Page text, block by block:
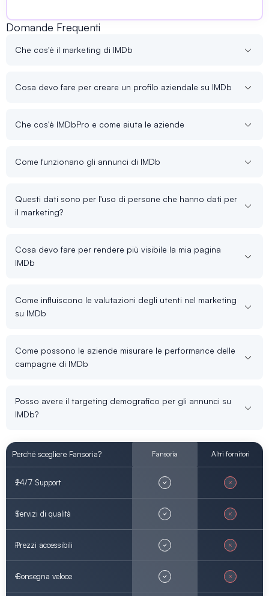
Domande Frequenti
Che cos'è il marketing di IMDb
Cosa devo fare per creare un profilo aziendale su IMDb
Che cos'è IMDbPro e come aiuta le aziende
Come funzionano gli annunci di IMDb
Questi dati sono per l'uso di persone che hanno dati per
il marketing?
Cosa devo fare per rendere più visibile la mia pagina
IMDb
Come influiscono le valutazioni degli utenti nel marketing
su IMDb
Come possono le aziende misurare le performance delle
campagne di IMDb
Posso avere il targeting demografico per gli annunci su
IMDb?
Perché scegliere Fansoria? Fansoria Altri fornitori
24/7 Support
Servizi di qualità
Prezzi accessibili
Consegna veloce